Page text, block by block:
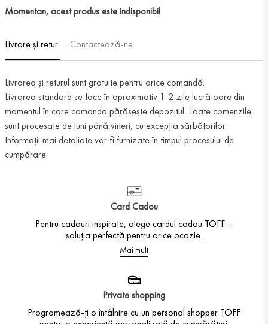
Momentan, acest produs este indisponibil
Livrare și retur Contactează-ne
Livrarea și returul sunt gratuite pentru orice comandă.
Livrarea standard se face în aproximativ 1-2 zile lucrătoare din
momentul în care comanda părăsește depozitul. Toate comenzile
sunt procesate de luni până vineri, cu excepția sărbătorilor.
Informații mai detaliate vor fi furnizate în timpul procesului de
cumpărare.
Card Cadou
Pentru cadouri inspirate, alege cardul cadou TOFF –
soluția perfectă pentru orice ocazie.
Mai mult
Private shopping
Programează-ți o întâlnire cu un personal shopper TOFF